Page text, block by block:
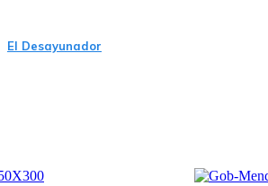
El Desayunador